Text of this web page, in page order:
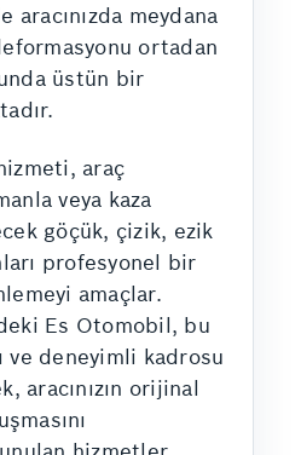
aracınızda meydana
ortadan
üstün bir
araç
veya kaza
göçük, çizik, ezik
profesyonel bir
amaçlar.
Es Otomobil, bu
ve deneyimli kadrosu
aracınızın orijinal